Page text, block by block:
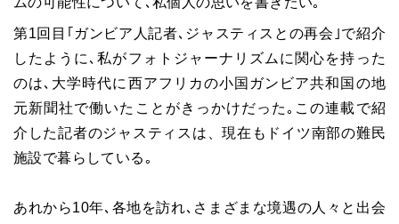
第1回目｢ガンビア人記者､ジャスティスとの再会｣で紹介
したように､私がフォトジャーナリズムに関心を持った
のは､大学時代に西アフリカの小国ガンビア共和国の地
元新聞社で働いたことがきっかけだった｡この連載で紹
介した記者のジャスティスは、現在もドイツ南部の難民
施設で暮らしている｡
あれから10年､各地を訪れ､さまざまな境遇の人々と出会